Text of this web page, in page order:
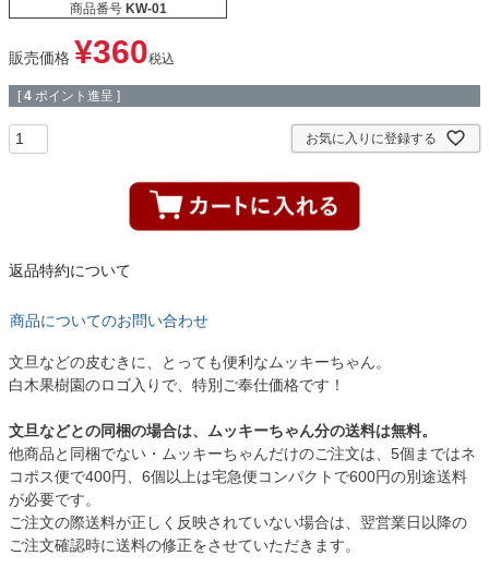
商品番号 KW-01
販売価格 ¥360税込
[ 4 ポイント進呈 ]
お気に入りに登録する
返品特約について
商品についてのお問い合わせ
文旦などの皮むきに、とっても便利なムッキーちゃん。
白木果樹園のロゴ入りで、特別ご奉仕価格です！
文旦などとの同梱の場合は、ムッキーちゃん分の送料は無料。
他商品と同梱でない・ムッキーちゃんだけのご注文は、5個まではネ
コポス便で400円、6個以上は宅急便コンパクトで600円の別途送料
が必要です。
ご注文の際送料が正しく反映されていない場合は、翌営業日以降の
ご注文確認時に送料の修正をさせていただきます。